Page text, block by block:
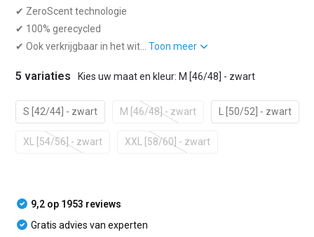
✔ ZeroScent technologie
✔ 100% gerecycled
✔ Ook verkrijgbaar in het wit...Toon meer
5 variaties Kies uw maat en kleur: M [46/48] - zwart
S [42/44] - zwart M [46/48] - zwart L [50/52] - zwart
XL [54/56] - zwart XXL [58/60] - zwart
9,2 op 1953 reviews
Gratis advies van experten